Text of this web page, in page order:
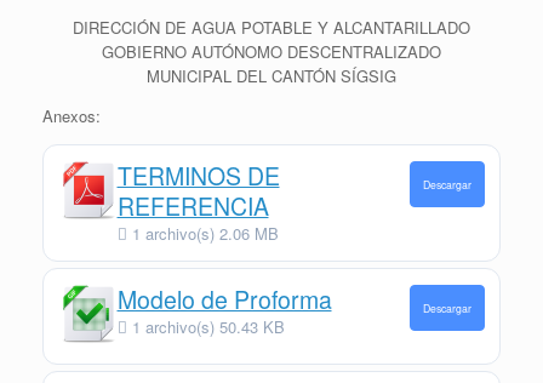
DIRECCIÓN DE AGUA POTABLE Y ALCANTARILLADO
GOBIERNO AUTÓNOMO DESCENTRALIZADO
MUNICIPAL DEL CANTÓN SÍGSIG
Anexos:
TERMINOS DE
REFERENCIA
1 archivo(s) 2.06 MB
Descargar
Modelo de Proforma
1 archivo(s) 50.43 KB
Descargar